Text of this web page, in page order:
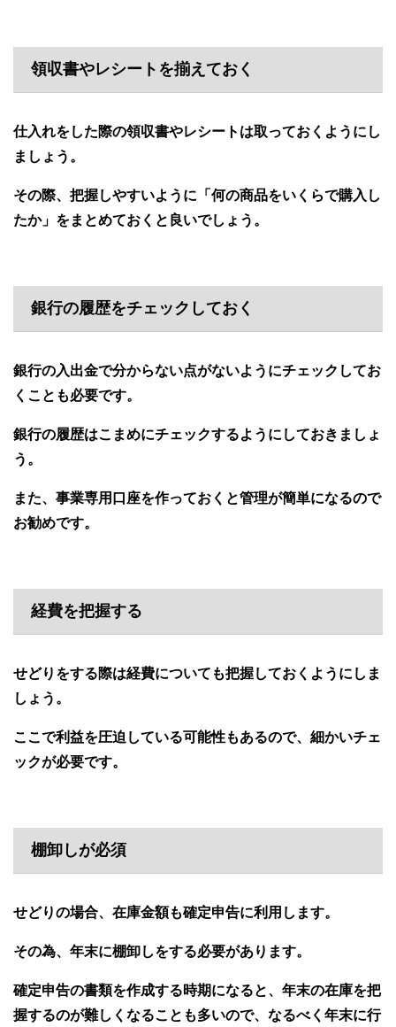
領収書やレシートを揃えておく
仕入れをした際の領収書やレシートは取っておくようにし
ましょう。
その際、把握しやすいように「何の商品をいくらで購入し
たか」をまとめておくと良いでしょう。
銀行の履歴をチェックしておく
銀行の入出金で分からない点がないようにチェックしてお
くことも必要です。
銀行の履歴はこまめにチェックするようにしておきましょ
う。
また、事業専用口座を作っておくと管理が簡単になるので
お勧めです。
経費を把握する
せどりをする際は経費についても把握しておくようにしま
しょう。
ここで利益を圧迫している可能性もあるので、細かいチェ
ックが必要です。
棚卸しが必須
せどりの場合、在庫金額も確定申告に利用します。
その為、年末に棚卸しをする必要があります。
確定申告の書類を作成する時期になると、年末の在庫を把
握するのが難しくなることも多いので、なるべく年末に行